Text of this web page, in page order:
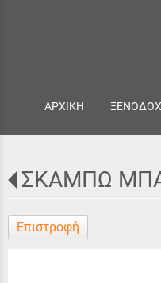
ΑΡΧΙΚΗ
ΣΚΑΜΠΩ
Επιστροφή